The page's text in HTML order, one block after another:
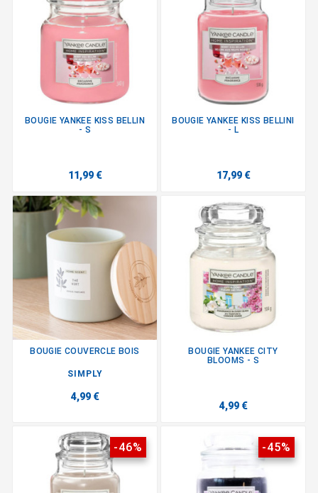
BOUGIE YANKEE KISS BELLIN
- S
11,99 €
BOUGIE YANKEE KISS BELLINI
- L
17,99 €
BOUGIE COUVERCLE BOIS
SIMPLY
4,99 €
BOUGIE YANKEE CITY
BLOOMS - S
4,99 €
-46% -45%